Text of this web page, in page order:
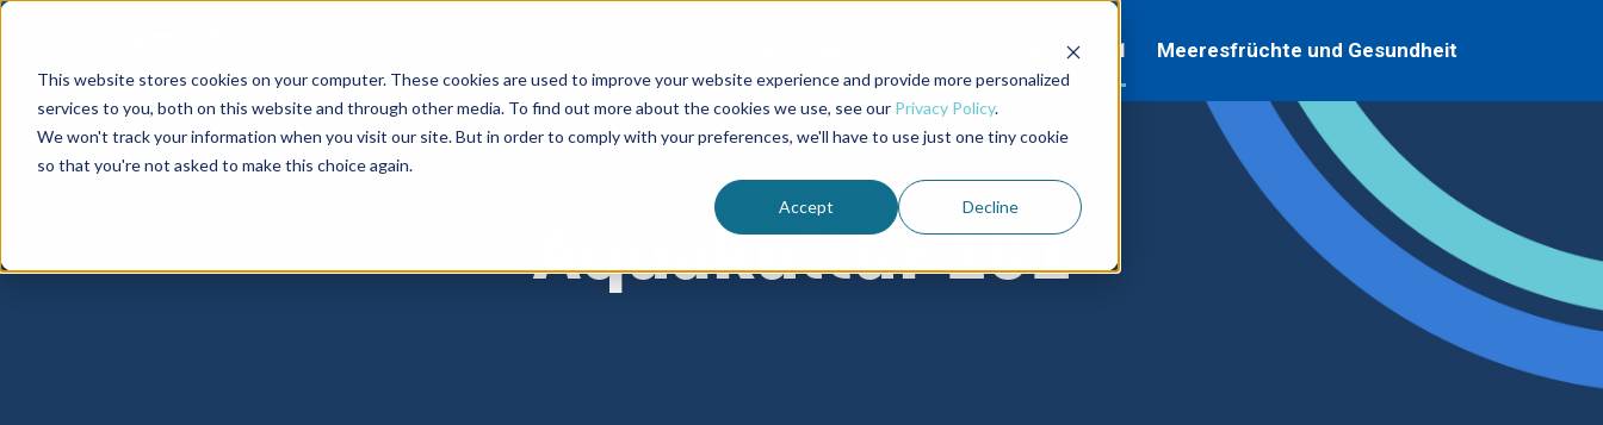
This website stores cookies on your computer. These cookies are used to improve your website experience and provide more personalized
services to you, both on this website and through other media. To find out more about the cookies we use, see our Privacy Policy.
We won't track your information when you visit our site. But in order to comply with your preferences, we'll have to use just one tiny cookie
so that you're not asked to make this choice again.
Accept Decline
Aquakultur 101 Meeresfrüchte und Gesundheit
Aquakultur 101